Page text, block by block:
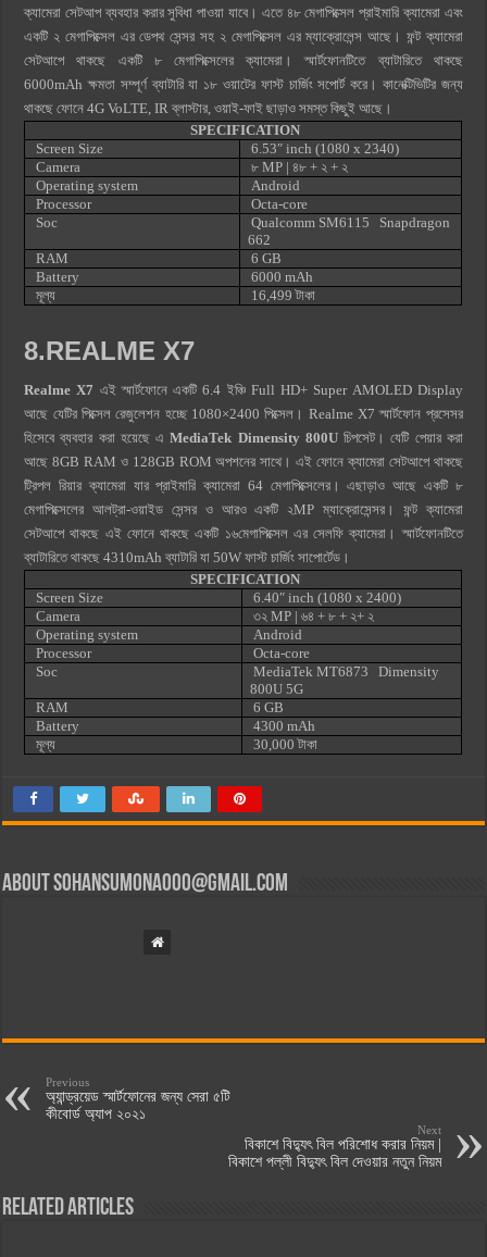
ক্যামেরা সেটআপ ব্যবহার করার সুবিধা পাওয়া যাবে। এতে ৪৮ মেগাপিক্সেল প্রাইমারি ক্যামেরা এবং
একটি ২ মেগাপিক্সেল এর ডেপথ সেন্সর সহ ২ মেগাপিক্সেল এর ম্যাক্রোলেন্স আছে। ফন্ট ক্যামেরা
সেটআপে থাকছে একটি ৮ মেগাপিক্সেলের ক্যামেরা। স্মার্টফোনটিতে ব্যাটারিতে থাকছে
6000mAh ক্ষমতা সম্পূর্ণ ব্যাটারি যা ১৮ ওয়াটের ফাস্ট চার্জিং সপোর্ট করে। কানেক্টিভিটির জন্য
থাকছে ফোনে 4G VoLTE, IR ব্লাস্টার, ওয়াই-ফাই ছাড়াও সমস্ত কিছুই আছে।
SPECIFICATION
Screen Size
6.53″ inch (1080 x 2340)
Camera
৮ MP | ৪৮ + ২ + ২
Operating system
Android
Processor
Octa-core
Soc
Qualcomm SM6115 Snapdragon
662
RAM
6 GB
Battery
6000 mAh
মূল্য
16,499 টাকা
8.REALME X7
Realme X7 এই স্মার্টফোনে একটি 6.4 ইঞ্চি Full HD+ Super AMOLED Display
আছে যেটির পিক্সেল রেজুলেশন হচ্ছে 1080×2400 পিক্সেল। Realme X7 স্মার্টফোন প্রসেসর
হিসেবে ব্যবহার করা হয়েছে এMediaTek Dimensity 800Uচিপসেট। যেটি পেয়ার করা
আছে 8GB RAM ও 128GB ROM অপশনের সাথে। এই ফোনে ক্যামেরা সেটআপে থাকছে
ট্রিপল রিয়ার ক্যামেরা যার প্রাইমারি ক্যামেরা 64 মেগাপিক্সেলের। এছাড়াও আছে একটি ৮
মেগাপিক্সেলের আলট্রা-ওয়াইড সেন্সর ও আরও একটি ২MP ম্যাক্রোসেন্সর। ফন্ট ক্যামেরা
সেটআপে থাকছে এই ফোনে থাকছে একটি ১৬মেগাপিক্সেল এর সেলফি ক্যামেরা। স্মার্টফোনটিতে
ব্যাটারিতে থাকছে 4310mAh ব্যাটারি যা 50W ফাস্ট চার্জিং সাপোর্টেড।
SPECIFICATION
Screen Size
6.40″ inch (1080 x 2400)
Camera
৩২ MP | ৬৪ + ৮ + ২+ ২
Operating system
Android
Processor
Octa-core
Soc
MediaTek MT6873 Dimensity
800U 5G
RAM
6 GB
Battery
4300 mAh
মূল্য
30,000 টাকা
Aboutsohansumona000@gmail.com
Previous
অ্যান্ড্রয়েড স্মার্টফোনের জন্য সেরা ৫টি
কীবোর্ড অ্যাপ ২০২১
Next
বিকাশে বিদ্যুৎ বিল পরিশোধ করার নিয়ম |
বিকাশে পল্লী বিদ্যুৎ বিল দেওয়ার নতুন নিয়ম
Related Articles